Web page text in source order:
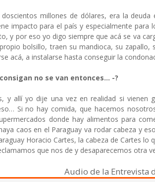
millones de dólares, era la
impacto para el país y especialmente para
y por eso yo digo siempre que acá se va
bolsillo, traen su mandioca, su
acá, a instalarse hasta conseguir la
no se van entonces… -?
y allí yo dije una vez en realidad si vienen
Si no hay comida, que hacemos
donde hay alimentos para
caos en el Paraguay va rodar cabeza y
Horacio Cartes, la cabeza de Cartes
que nos de y desaparecemos otra
Audio de la Entrevista